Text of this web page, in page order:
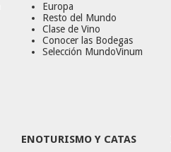
Europa
Resto del Mundo
Clase de Vino
Conocer las Bodegas
Selección MundoVinum
ENOTURISMO Y CATAS